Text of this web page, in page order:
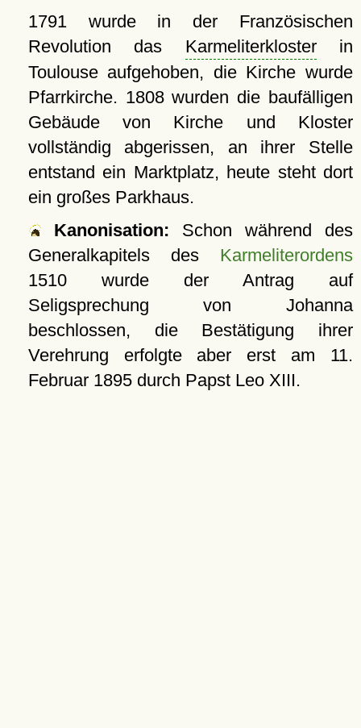
1791 wurde in der Französischen
Revolution das Karmeliterklosterin
Toulouse aufgehoben, die Kirche wurde
Pfarrkirche. 1808 wurden die baufälligen
Gebäude von Kirche und Kloster
vollständig abgerissen, an ihrer Stelle
entstand ein Marktplatz, heute steht dort
ein großes Parkhaus.
Kanonisation: Schon während des
Generalkapitels des Karmeliterordens
1510 wurde der Antrag auf
Seligsprechung von Johanna
beschlossen, die Bestätigung ihrer
Verehrung erfolgte aber erst am 11.
Februar 1895durch Papst Leo XIII.